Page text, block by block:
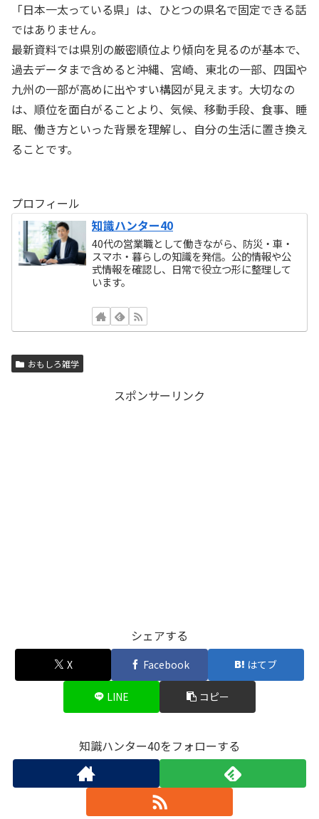
「日本一太っている県」は、ひとつの県名で固定できる話
ではありません。
最新資料では県別の厳密順位より傾向を見るのが基本で、
過去データまで含めると沖縄、宮崎、東北の一部、四国や
九州の一部が高めに出やすい構図が見えます。大切なの
は、順位を面白がることより、気候、移動手段、食事、睡
眠、働き方といった背景を理解し、自分の生活に置き換え
ることです。
プロフィール
知識ハンター40
40代の営業職として働きながら、防災・車・
スマホ・暮らしの知識を発信。公的情報や公
式情報を確認し、日常で役立つ形に整理して
います。
おもしろ雑学
スポンサーリンク
シェアする
X Facebook はてブ
LINE コピー
知識ハンター40をフォローする